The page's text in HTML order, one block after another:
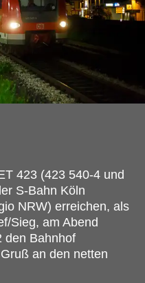
423 (423 540-4 und
S-Bahn Köln
NRW) erreichen, als
Sieg, am Abend
den Bahnhof
an den netten